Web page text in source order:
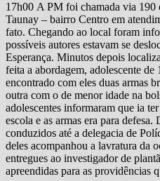
17h00 A PM foi chamada via 190
Taunay – bairro Centro em
fato. Chegando ao local foram
possíveis autores estavam se
Esperança. Minutos depois
feita a abordagem, adolescente
encontrado com eles duas armas
outra com o de menor idade na
adolescentes informaram que ia
escola e as armas era para
conduzidos até a delegacia de
deles acompanhou a lavratura da
entregues ao investigador de
apreendidas para as providências